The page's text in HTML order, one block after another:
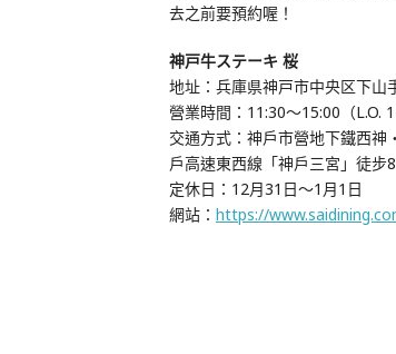
去之前要預約喔！
神戸牛ステーキ 桜
地址：兵庫県神戸市中央区下
營業時間：11:30～15:00（L.O.
交通方式：神戶市營地下鐵西神
戶高速東西線「神戶三宮」徒步
定休日：12月31日～1月1日
網站： https://